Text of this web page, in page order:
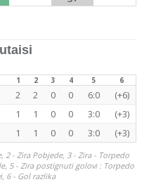
1 2 3 4 5 6
2 2 0 0 6:0
(+6)
1 1 0 0 3:0
(+3)
1 1 0 0 3:0 (+3)
2 - Zira Pobjede, 3 - Zira - Torpedo
5 - Zira postignuti golovi : Torpedo
6 - Gol razlika